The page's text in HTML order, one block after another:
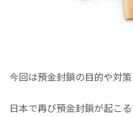
今回は預金封鎖の目的や対
日本で再び預金封鎖が起こ